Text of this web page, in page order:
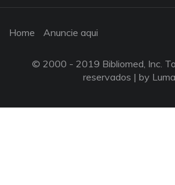
Home Anuncie aqui
© 2000 - 2019 Bibliomed, Inc.
reservados | by